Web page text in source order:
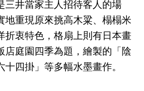
三井當家主人招待客人的場
地重現原來挑高木粱、榻榻米
折衷特色，格扇上則有日本畫
店庭園四季為題，繪製的「陰
十四掛」等多幅水墨畫作。